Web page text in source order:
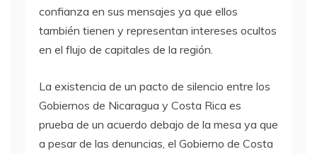
confianza en sus mensajes ya que ellos
también tienen y representan intereses ocultos
en el flujo de capitales de la región.
La existencia de un pacto de silencio entre los
Gobiernos de Nicaragua y Costa Rica es
prueba de un acuerdo debajo de la mesa ya que
a pesar de las denuncias, el Gobierno de Costa